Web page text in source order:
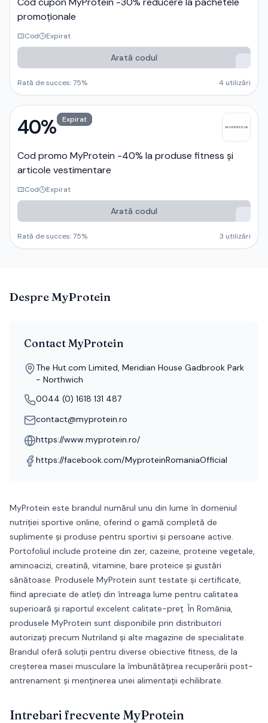
promoționale
Cod Expirat
Arată codul
Rată de succes:75% 4 utilizări
40% Expirat
Cod promo MyProtein -40% la produse fitness și
articole vestimentare
Cod Expirat
Arată codul
Rată de succes:75% 3 utilizări
Despre MyProtein
ContactMyProtein
The Hut.com Limited, Meridian House Gadbrook Park
- Northwich
0044 (0) 1618 131 487
contact@myprotein.ro
https://www.myprotein.ro/
https://facebook.com/MyproteinRomaniaOfficial
MyProtein este brandul numărul unu din lume în domeniul
nutriției sportive online, oferind o gamă completă de
suplimente și produse pentru sportivi și persoane active.
Portofoliul include proteine din zer, cazeine, proteine vegetale,
aminoacizi, creatină, vitamine, bare proteice și gustări
sănătoase. Produsele MyProtein sunt testate și certificate,
fiind apreciate de atleți din întreaga lume pentru calitatea
superioară și raportul excelent calitate-preț. În România,
produsele MyProtein sunt disponibile prin distribuitori
autorizați precum Nutriland și alte magazine de specialitate.
Brandul oferă soluții pentru diverse obiective fitness, de la
creșterea masei musculare la îmbunătățirea recuperării post-
antrenament și menținerea unei alimentații echilibrate.
Intrebari frecvente MyProtein